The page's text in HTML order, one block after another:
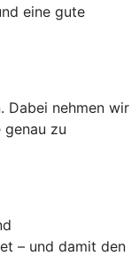
eine gute
Dabei nehmen wir
genau zu
– und damit den